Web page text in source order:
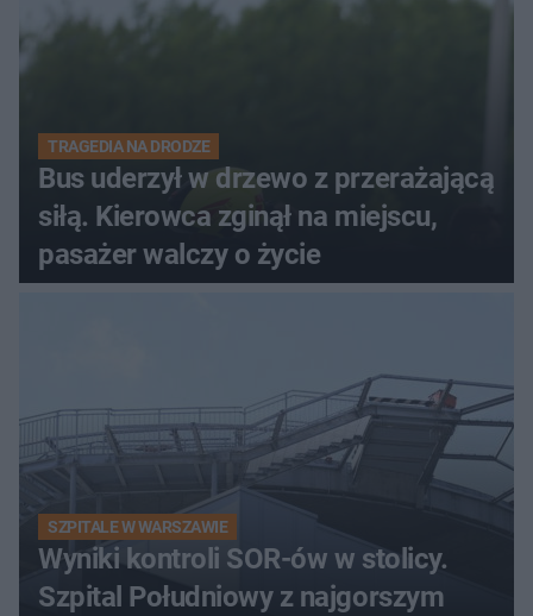
TRAGEDIA NA DRODZE
Bus uderzył w drzewo z przerażającą
siłą. Kierowca zginął na miejscu,
pasażer walczy o życie
SZPITALE W WARSZAWIE
Wyniki kontroli SOR-ów w stolicy.
Szpital Południowy z najgorszym